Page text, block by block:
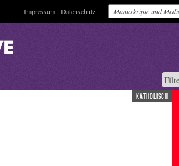
Impressum Datenschutz
katholisch